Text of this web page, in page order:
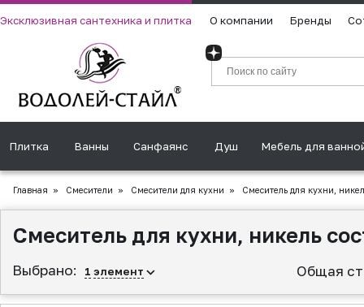
Эксклюзивная сантехника и плитка О компании Бренды
Плитка Ванны Санфаянс Душ Мебель для
Главная » Смесители » Смесители для кухни » Смеситель для кухни,
Смеситель для кухни, никель
Выбрано: 1 элемент Общая